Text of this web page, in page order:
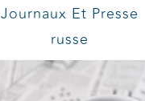
Journaux Et Presse
russe